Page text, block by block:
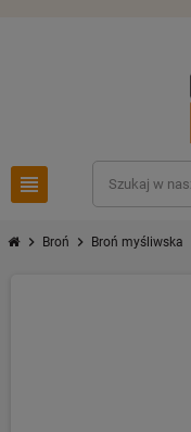
view_headline
chevron_right Broń chevron_right Broń myśliwska